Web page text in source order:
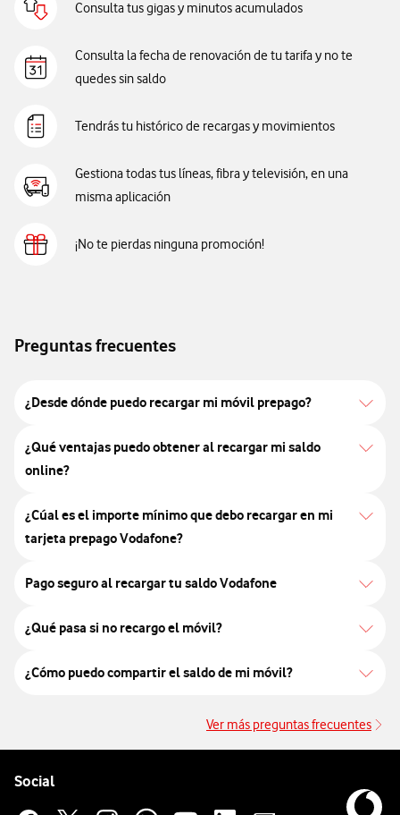
Consulta tus gigas y minutos acumulados
Consulta la fecha de renovación de tu tarifa y no te
quedes sin saldo
Tendrás tu histórico de recargas y movimientos
Gestiona todas tus líneas, fibra y televisión, en una
misma aplicación
¡No te pierdas ninguna promoción!
Preguntas frecuentes
¿Desde dónde puedo recargar mi móvil prepago?
¿Qué ventajas puedo obtener al recargar mi saldo
online?
¿Cúal es el importe mínimo que debo recargar en mi
tarjeta prepago Vodafone?
Pago seguro al recargar tu saldo Vodafone
¿Qué pasa si no recargo el móvil?
¿Cómo puedo compartir el saldo de mi móvil?
Ver más preguntas frecuentes
Social